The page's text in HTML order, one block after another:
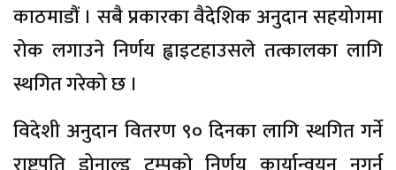
काठमाडौं । सबै प्रकारका वैदेशिक अनुदान सहयोगमा
रोक लगाउने निर्णय ह्वाइटहाउसले तत्कालका लागि
स्थगित गरेको छ ।
विदेशी अनुदान वितरण ९० दिनका लागि स्थगित गर्ने